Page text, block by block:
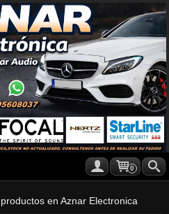
0
en Aznar Electronica